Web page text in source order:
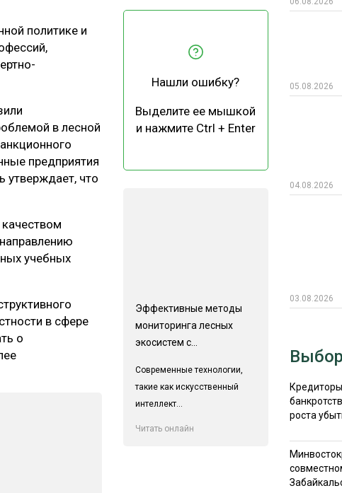
ТЕХНОЛОГИИ
КАЛЕНДАРЬ ВЫСТАВОК ИТОГИ
политике и
в лесной
предприятия
утверждает, что
учебных
в сфере
о
Нашли ошибку?
Выделите ее мышкой
и нажмите Ctrl + Enter
Эффективные методы
мониторинга лесных
экосистем с...
Современные технологии,
такие как искусственный
интеллект...
Читать онлайн
05.08.2026
04.08.2026
03.08.2026
роста